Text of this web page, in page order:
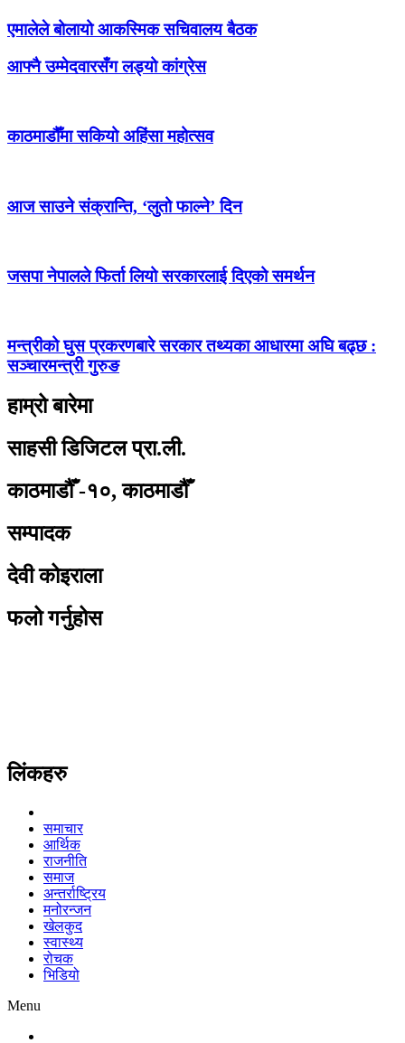
एमालेले बोलायो आकस्मिक सचिवालय बैठक
आफ्नै उम्मेदवारसँग लड्यो कांग्रेस
काठमाडौँमा सकियो अहिंसा महोत्सव
आज साउने संक्रान्ति, ‘लुतो फाल्ने’ दिन
जसपा नेपालले फिर्ता लियो सरकारलाई दिएको समर्थन
मन्त्रीको घुस प्रकरणबारे सरकार तथ्यका आधारमा अघि बढ्छ :
सञ्चारमन्त्री गुरुङ
हाम्रो बारेमा
साहसी डिजिटल प्रा.ली.
काठमाडौँ -१०, काठमाडौँ
सम्पादक
देवी कोइराला
फलो गर्नुहोस
लिंकहरु
समाचार
आर्थिक
राजनीति
समाज
अन्तर्राष्ट्रिय
मनोरन्जन
खेलकुद
स्वास्थ्य
रोचक
भिडियो
Menu